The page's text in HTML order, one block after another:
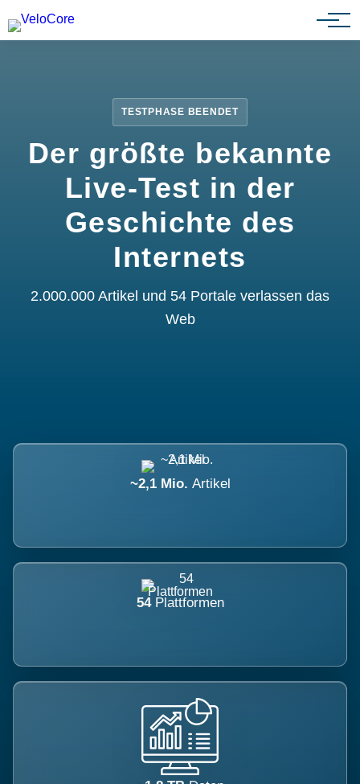
Partnerprogramm
TESTPHASE BEENDET
Der größte bekannte
Live-Test in der
Geschichte des
Internets
2.000.000 Artikel und 54 Portale verlassen das
Web
~2,1 Mio. Artikel
54 Plattformen